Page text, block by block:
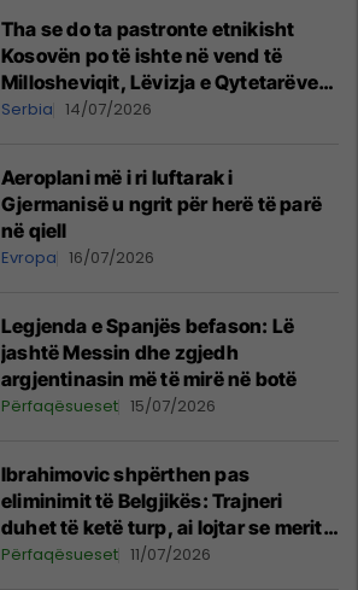
Tha se do ta pastronte etnikisht
Kosovën po të ishte në vend të
Millosheviqit, Lëvizja e Qytetarëve
të Lirë në Serbi kërkon shkarkimin e
Serbia 14/07/2026
Aeroplani më i ri luftarak i
Gjermanisë u ngrit për herë të parë
në qiell
Evropa 16/07/2026
Legjenda e Spanjës befason: Lë
jashtë Messin dhe zgjedh
argjentinasin më të mirë në botë
Përfaqësueset 15/07/2026
Ibrahimovic shpërthen pas
eliminimit të Belgjikës: Trajneri
duhet të ketë turp, ai lojtar se meritoi
të luante
Përfaqësueset 11/07/2026